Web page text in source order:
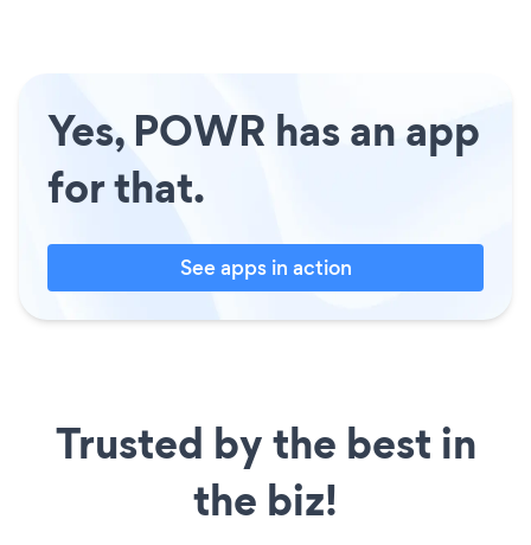
Yes, POWR has an app
for that.
See apps in action
Trusted by the best in
the biz!